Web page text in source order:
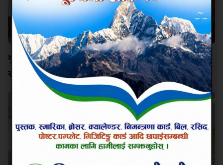
युनाइटेड नेपाल बहुउद्देश्यीय सहकारीको १७ औं वार्षिक
साधारण सभा